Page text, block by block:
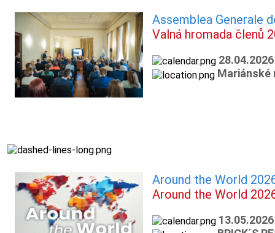
Assemblea Generale
Valná hromada členů
28.04.2026
Mariánské
Around the World
Around the World
13.05.2026